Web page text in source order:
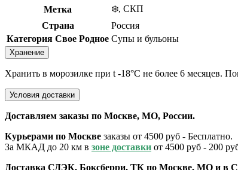
Метка
❄️, СКП
Страна
Россия
Категория Свое Родное Супы и бульоны
Хранение
Хранить в морозилке при t -18°C не более 6 месяцев.
Условия доставки
Доставляем заказы по Москве, МО, России.
Курьерами по Москве заказы от 4500 руб - Бесплатно.
За МКАД до 20 км в зоне доставки от 4500 руб - 200
Доставка СДЭК, Боксберри, ТК по Москве, МО и в